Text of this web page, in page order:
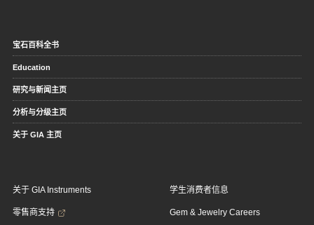
宝石百科全书
Education
研究与新闻主页
分析与分级主页
关于 GIA 主页
关于 GIA Instruments
零售商支持
学生消费者信息
Gem & Jewelry Careers